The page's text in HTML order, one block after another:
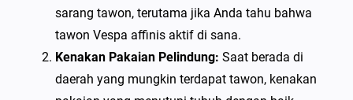
sarang tawon, terutama jika Anda tahu bahwa
tawon Vespa affinis aktif di sana.
Kenakan Pakaian Pelindung: Saat berada di
daerah yang mungkin terdapat tawon, kenakan